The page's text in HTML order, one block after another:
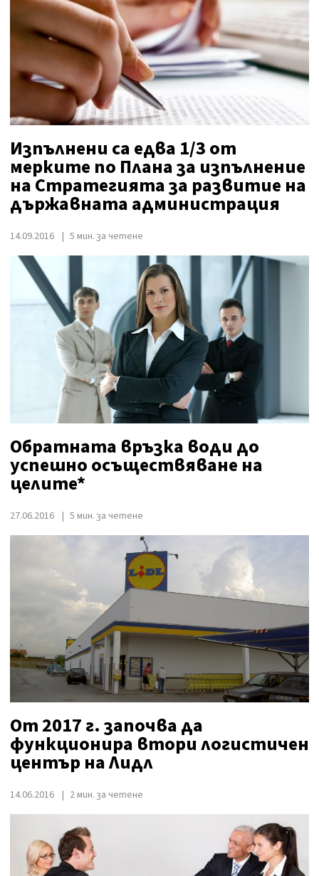
Изпълнени са едва 1/3 от
мерките по Плана за изпълнение
на Стратегията за развитие на
държавната администрация
14.09.2016 5 мин. за четене
Обратната връзка води до
успешно осъществяване на
целите*
27.06.2016 5 мин. за четене
От 2017 г. започва да
функционира втори логистичен
център на Лидл
14.06.2016 2 мин. за четене